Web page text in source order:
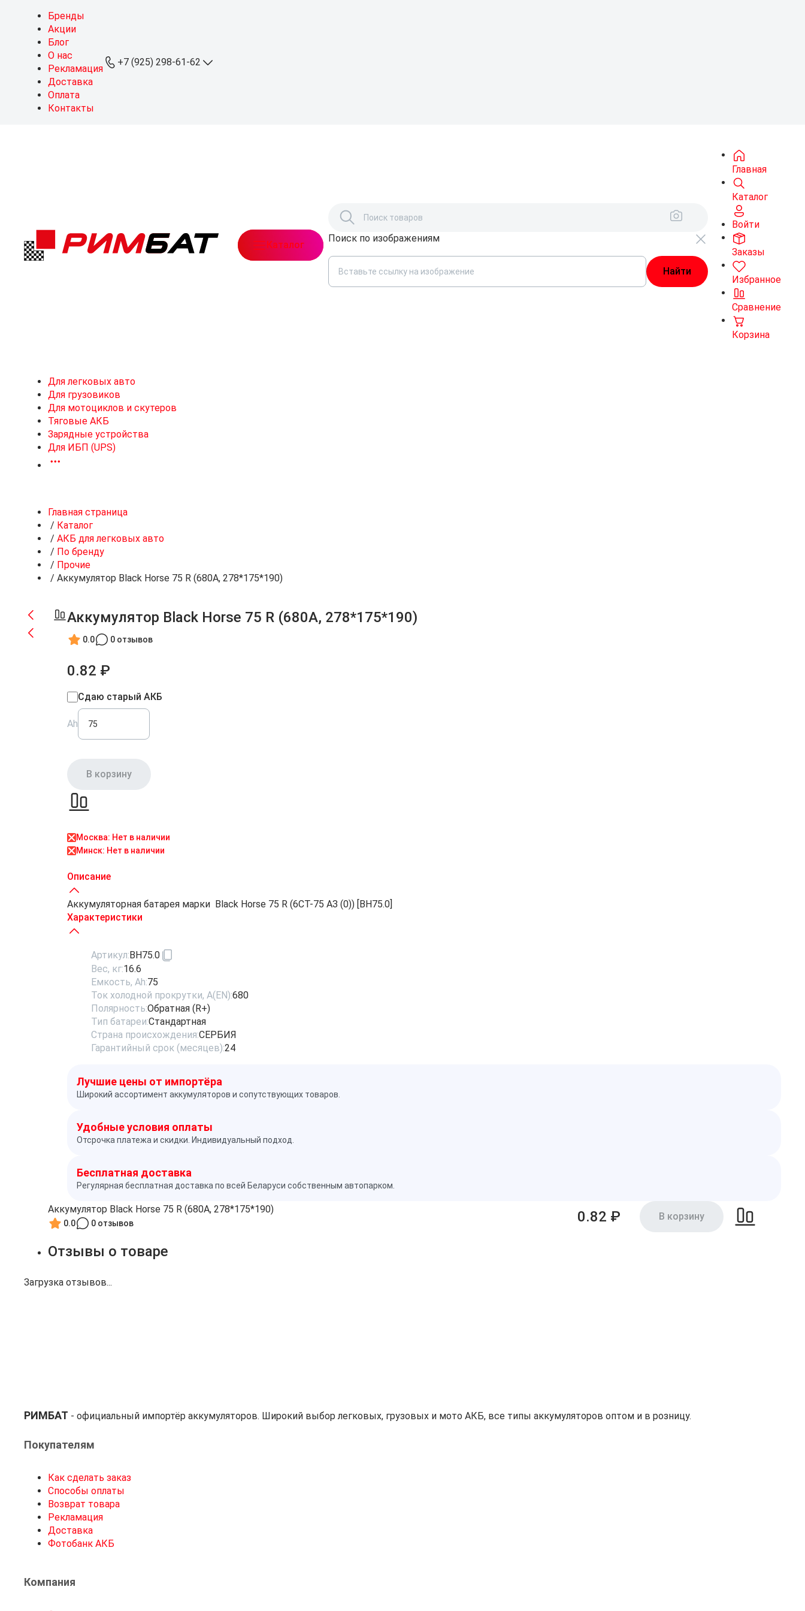
Бренды
Акции
Блог
О нас
Рекламация
Доставка
Оплата
Контакты
+7 (925) 298-61-62
Можайское ш., 165, стр. 1,Каталог
Поиск по изображениям
Главная
Каталог
Войти
Заказы
Избранное
Сравнение
Корзина
Для легковых авто
Для грузовиков
Для мотоциклов и скутеров
Тяговые АКБ
Зарядные устройства
Для ИБП (UPS)
Главная страница
/ Каталог
/ АКБ для легковых авто
/ По бренду
/ Прочие
/ Аккумулятор Black Horse 75 R (680A, 278*175*190)
Аккумулятор Black Horse 75 R (680A, 278*175*190)
0.0 0 отзывов
0.82 ₽
Сдаю старый АКБ
Ah
В корзину
Москва: Нет в наличии
Минск: Нет в наличии
Описание
Аккумуляторная батарея марки Black Horse 75 R (6СТ-75 АЗ (0)) [BH75.0]
Характеристики
Артикул:BH75.0
Вес, кг:16.6
Емкость, Ah:75
Ток холодной прокрутки, A(EN):680
Полярность:Обратная (R+)
Тип батареи:Стандартная
Страна происхождения:СЕРБИЯ
Гарантийный срок (месяцев):24
Лучшие цены от импортёра
Широкий ассортимент аккумуляторов и сопутствующих товаров.
Удобные условия оплаты
Отсрочка платежа и скидки. Индивидуальный подход.
Бесплатная доставка
Регулярная бесплатная доставка по всей Беларуси собственным автопарком.
Аккумулятор Black Horse 75 R (680A, 278*175*190)
0.0 0 отзывов 0.82 ₽ В корзину
Отзывы о товаре
Загрузка отзывов...
РИМБАТ - официальный импортёр аккумуляторов. Широкий выбор легковых, грузовых и мото АКБ, все типы аккумуляторов оптом и в розницу.
Покупателям
Как сделать заказ
Способы оплаты
Возврат товара
Рекламация
Доставка
Фотобанк АКБ
Компания